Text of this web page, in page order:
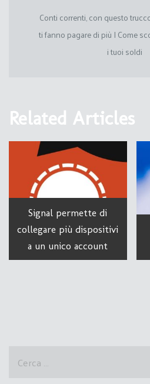
Conti correnti, con questo
ti fanno pagare di più I Come
i tuoi soldi
Related Articles
Signal permette di
collegare più dispositivi
a un unico account